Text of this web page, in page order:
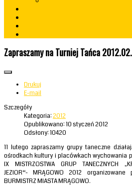
Zapraszamy na Turniej Tańca
Drukuj
E-mail
Szczegóły
Kategoria:2012
Opublikowano: 10 styczeń 2012
Odsłony: 10420
11 lutego zapraszamy grupy taneczne
ośrodkach kultury i placówkach wychowania
IX MISTRZOSTWA GRUP TANECZNYCH
JEZIOR“- MRĄGOWO 2012
BURMISTRZ MIASTA MRĄGOWO.